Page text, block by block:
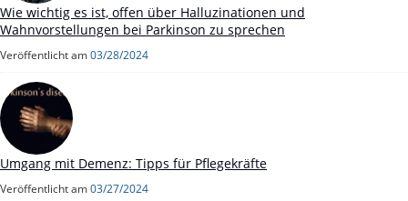
Wie wichtig es ist, offen über Halluzinationen und
Wahnvorstellungen bei Parkinson zu sprechen
Veröffentlicht am03/28/2024
Umgang mit Demenz: Tipps für Pflegekräfte
Veröffentlicht am03/27/2024